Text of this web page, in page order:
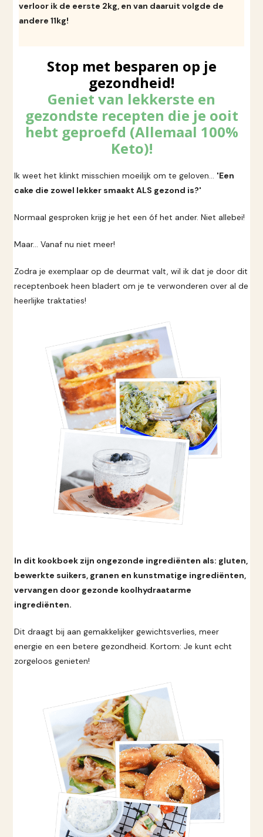
verloor ik de eerste 2kg, en van daaruit volgde de
andere 11kg!
Stop met besparen op je
gezondheid!
Geniet van lekkerste en
gezondste recepten die je ooit
hebt geproefd (Allemaal 100%
Keto)!
Ik weet het klinkt misschien moeilijk om te geloven… 'Een
cake die zowel lekker smaakt ALS gezond is?'
Normaal gesproken krijg je het een óf het ander. Niet allebei!
Maar… Vanaf nu niet meer!
Zodra je exemplaar op de deurmat valt, wil ik dat je door dit
receptenboek heen bladert om je te verwonderen over al de
heerlijke traktaties!
In dit kookboek zijn ongezonde ingrediënten als: gluten,
bewerkte suikers, granen en kunstmatige ingrediënten,
vervangen door gezonde koolhydraatarme
ingrediënten.
Dit draagt bij aan gemakkelijker gewichtsverlies, meer
energie en een betere gezondheid. Kortom: Je kunt echt
zorgeloos genieten!